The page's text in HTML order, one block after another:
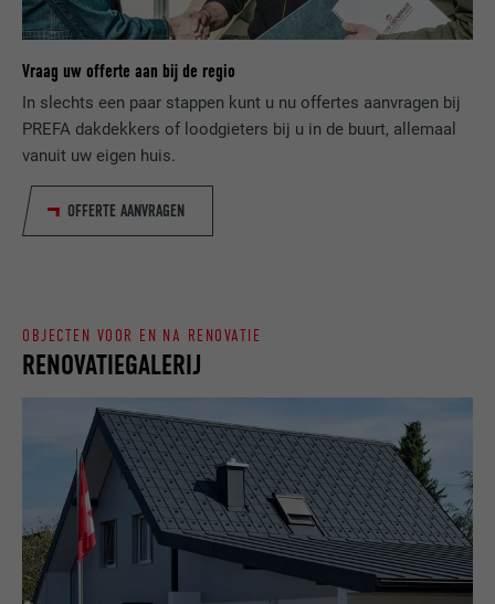
Vraag uw offerte aan bij de regio
In slechts een paar stappen kunt u nu offertes aanvragen bij
PREFA dakdekkers of loodgieters bij u in de buurt, allemaal
vanuit uw eigen huis.
OFFERTE AANVRAGEN
RENOVATIEGALERIJ
OBJECTEN VOOR EN NA RENOVATIE
DOEL
wordt om statistische gegevens te
genereren m.b.t. het gebruik van de
website door de bezoeker.
NAAM _gaexp
AANBIEDER Google Optimize
VERVALTIJD 90 dagen
van cookies toestaat. Bevat geen
identificatiekenmerken.
DOEL
Slaat de door de gebruiker geselecteerde
taalversie van een website op.
DOEL
website een ingebed "Volg ons"-venster
bevat.
NAAM bcookie
AANBIEDER LinkedIn
VERVALTIJD